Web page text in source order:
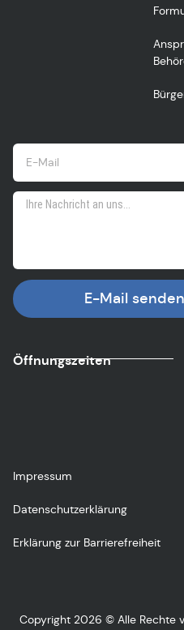
E-Mail senden
Öffnungszeiten
Impressum
Datenschutzerklärung
Erklärung zur Barrierefreiheit
Copyright 2026 © Alle Rechte